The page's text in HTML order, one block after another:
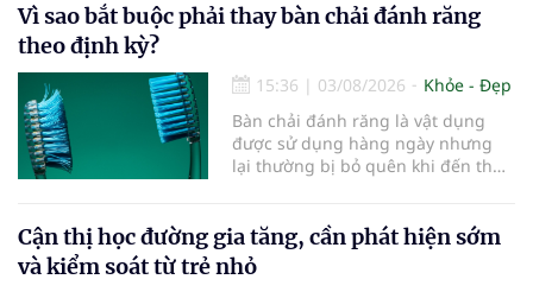
Vì sao bắt buộc phải thay bàn chải đánh răng
theo định kỳ?
15:36 | 03/08/2026
Khỏe - Đẹp
Bàn chải đánh răng là vật dụng
được sử dụng hàng ngày nhưng
lại thường bị bỏ quên khi đến thời
bàn chải quá lâu có thể làm giảm
hiệu quả làm sạch và ảnh hưởng
đến sức khỏe răng miệng...
Cận thị học đường gia tăng, cần phát hiện sớm
và kiểm soát từ trẻ nhỏ